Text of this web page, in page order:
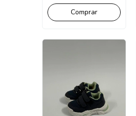
Comprar